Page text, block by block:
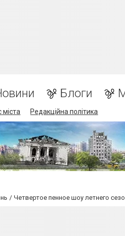
Блоги
міста Редакційна політика
Четвертое пенное шоу летнего